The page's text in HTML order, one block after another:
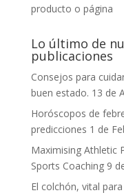
producto o página
Lo último de
publicaciones
Consejos para
buen estado. 13 de
Horóscopos de
predicciones 1 de
Maximising Athletic
Sports Coaching 9
El colchón, vital